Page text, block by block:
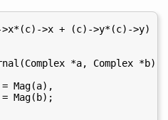
>x + (c)->y*(c)->y)
*a, Complex *b)
Mag(a),
Mag(b);